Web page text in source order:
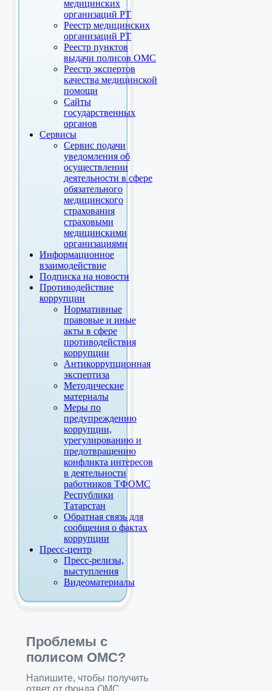
медицинских
организаций РТ
Реестр медицинских
организаций РТ
Реестр пунктов
выдачи полисов ОМС
Реестр экспертов
качества медицинской
помощи
Сайты
государственных
органов
Сервисы
Сервис подачи
уведомления об
осуществлении
деятельности в сфере
обязательного
медицинского
страхования
страховыми
медицинскими
организациями
Информационное
взаимодействие
Подписка на новости
Противодействие
коррупции
Нормативные
правовые и иные
акты в сфере
противодействия
коррупции
Антикоррупционная
экспертиза
Методические
материалы
Меры по
предупреждению
коррупции,
урегулированию и
предотвращению
конфликта интересов
в деятельности
работников ТФОМС
Республики
Татарстан
Обратная связь для
сообщения о фактах
коррупции
Пресс-центр
Пресс-релизы,
выступления
Видеоматериалы
Проблемы с
полисом ОМС?
Напишите, чтобы получить
ответ от фонда ОМС